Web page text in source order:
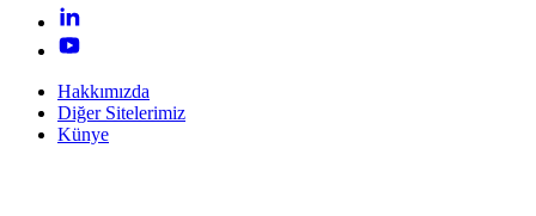
Hakkımızda
Diğer Sitelerimiz
Künye